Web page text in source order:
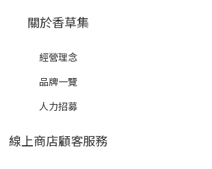
關於香草集
經營理念
品牌一覽
人力招募
線上商店顧客服務